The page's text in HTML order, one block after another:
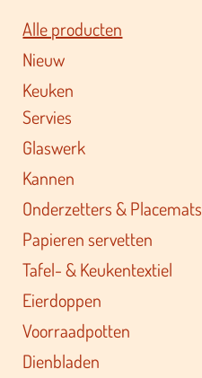
Alle producten
Nieuw
Keuken
Servies
Glaswerk
Kannen
Onderzetters & Placemats
Papieren servetten
Tafel- & Keukentextiel
Eierdoppen
Voorraadpotten
Dienbladen